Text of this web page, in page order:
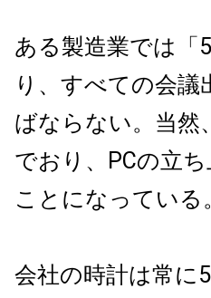
ある製造業では「
り、すべての会
ばならない。当然
でおり、PCの立
ことになっている
会社の時計は常に